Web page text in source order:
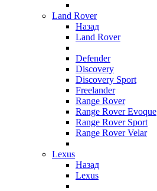
Land Rover
Назад
Land Rover
Defender
Discovery
Discovery Sport
Freelander
Range Rover
Range Rover Evoque
Range Rover Sport
Range Rover Velar
Lexus
Назад
Lexus